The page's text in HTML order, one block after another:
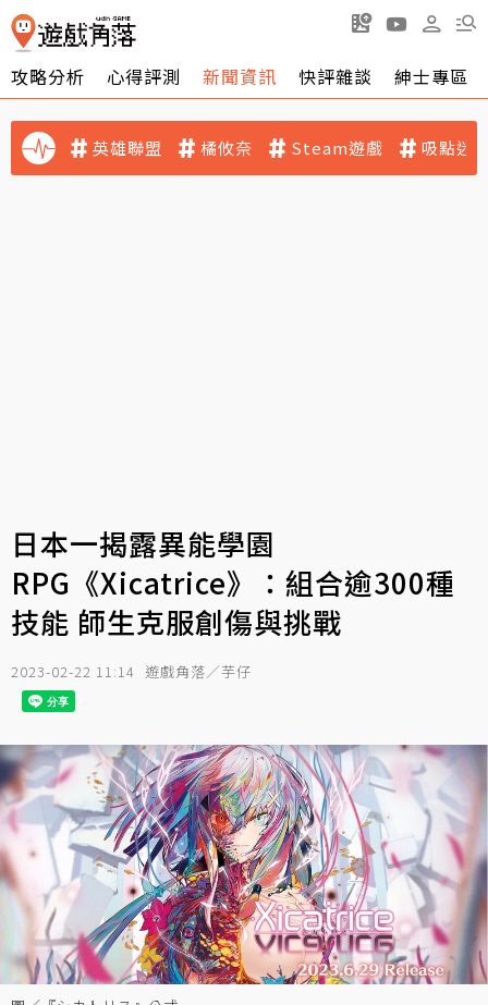
攻略分析 心得評測 新聞資訊 快評雜談 紳士專區
英雄聯盟 橘攸奈 Steam遊戲 吸點迷
日本一揭露異能學園
RPG《Xicatrice》：組合逾300種
技能 師生克服創傷與挑戰
2023-02-22 11:14 遊戲角落／芋仔